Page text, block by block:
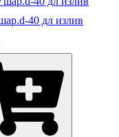
40 дл излив